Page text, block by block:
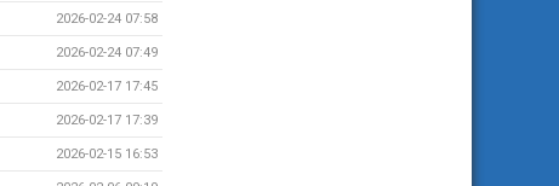
2026-02-24 07:58
2026-02-24 07:49
2026-02-17 17:45
2026-02-17 17:39
2026-02-15 16:53